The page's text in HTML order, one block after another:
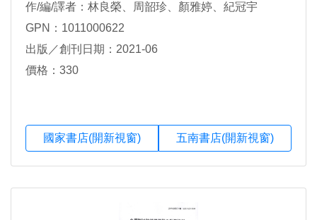
作/編/譯者：林良榮、周韶珍、顏雅婷、紀冠宇
GPN：1011000622
出版／創刊日期：2021-06
價格：330
國家書店(開新視窗) 五南書店(開新視窗)